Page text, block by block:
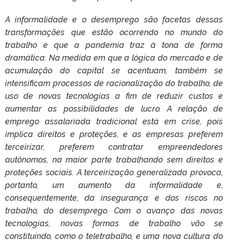
A informalidade e o desemprego são facetas dessas
transformações que estão ocorrendo no mundo do
trabalho e que a pandemia traz à tona de forma
dramática. Na medida em que a lógica do mercado e de
acumulação do capital se acentuam, também se
intensificam processos de racionalização do trabalho, de
uso de novas tecnologias a fim de reduzir custos e
aumentar as possibilidades de lucro. A relação de
emprego assalariada tradicional está em crise, pois
implica direitos e proteções, e as empresas preferem
terceirizar, preferem contratar empreendedores
autônomos, na maior parte trabalhando sem direitos e
proteções sociais. A terceirização generalizada provoca,
portanto, um aumento da informalidade e,
consequentemente, da insegurança e dos riscos no
trabalho, do desemprego. Com o avanço das novas
tecnologias, novas formas de trabalho vão se
constituindo, como o teletrabalho, e uma nova cultura do